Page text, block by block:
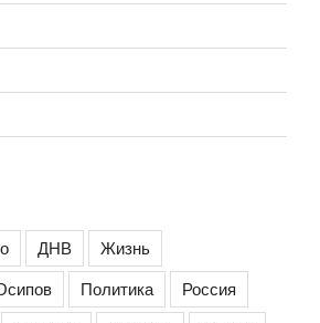
ДНВ
Жизнь
Политика
Россия